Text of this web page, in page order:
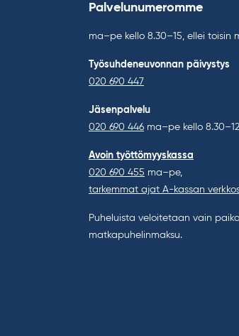
Palvelunumeromme
ma–pe kello 8.30–15, ellei toisin
Työsuhdeneuvonnan päivystys
020 690 447
Jäsenpalvelu
020 690 446 ma–pe kello 8.30–12
Avoin työttömyyskassa
020 690 455 ma–pe,
tarkemmat ajat A-kassan
Puheluista veloitetaan vain
matkapuhelinmaksu.